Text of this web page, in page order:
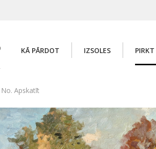
KĀ PĀRDOT IZSOLES
No. Apskatīt